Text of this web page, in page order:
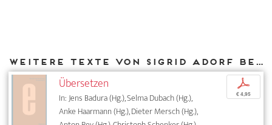
Weitere Texte von Sigrid Adorf bei DIAPHANES
Übersetzen
In: Jens Badura (Hg.), Selma Dubach (Hg.),
Anke Haarmann (Hg.), Dieter Mersch (Hg.),
p
€ 4,95